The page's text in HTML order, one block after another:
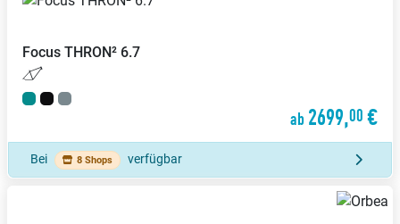
Focus THRON² 6.7
ab 2699,00 €
Bei 8 Shops verfügbar